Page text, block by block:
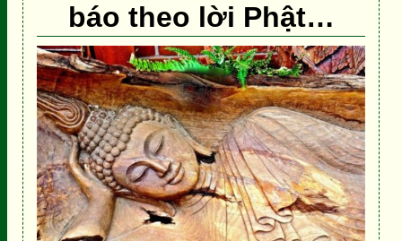
báo theo lời Phật…